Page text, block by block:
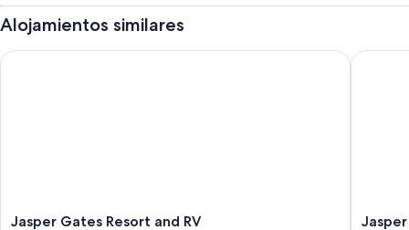
Alojamientos similares
Jasper
Jasper Gates Resort and RV
Jasper Gates Resort and RV
Jasper
Jasper